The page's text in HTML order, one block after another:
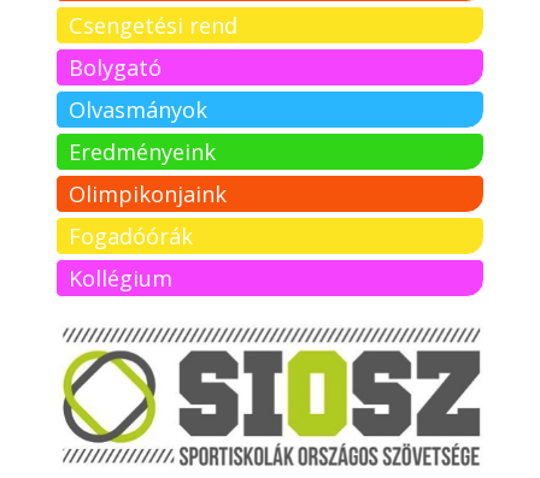
Csengetési rend
Bolygató
Olvasmányok
Eredményeink
Olimpikonjaink
Fogadóórák
Kollégium